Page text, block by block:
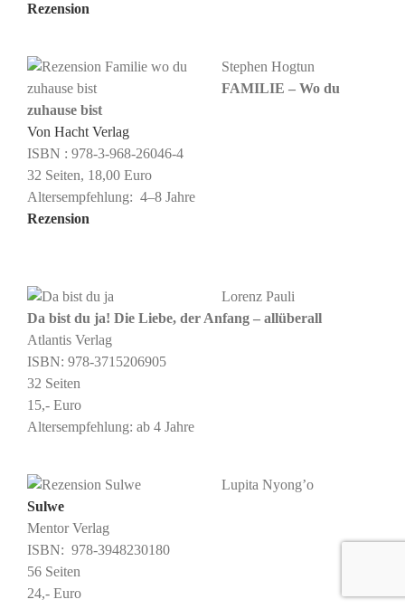
Rezension
Stephen Hogtun
FAMILIE – Wo du
zuhause bist
Von Hacht Verlag
ISBN : 978-3-968-26046-4
32 Seiten, 18,00 Euro
Altersempfehlung: ‎ 4–8 Jahre
Rezension
Lorenz Pauli
Da bist du ja! Die Liebe, der Anfang – allüberall
Atlantis Verlag
ISBN: ‎978-3715206905
32 Seiten
15,- Euro
Altersempfehlung: ab 4 Jahre
Lupita Nyong’o
Sulwe
Mentor Verlag
ISBN: ‎ 978-3948230180
56 Seiten
24,- Euro